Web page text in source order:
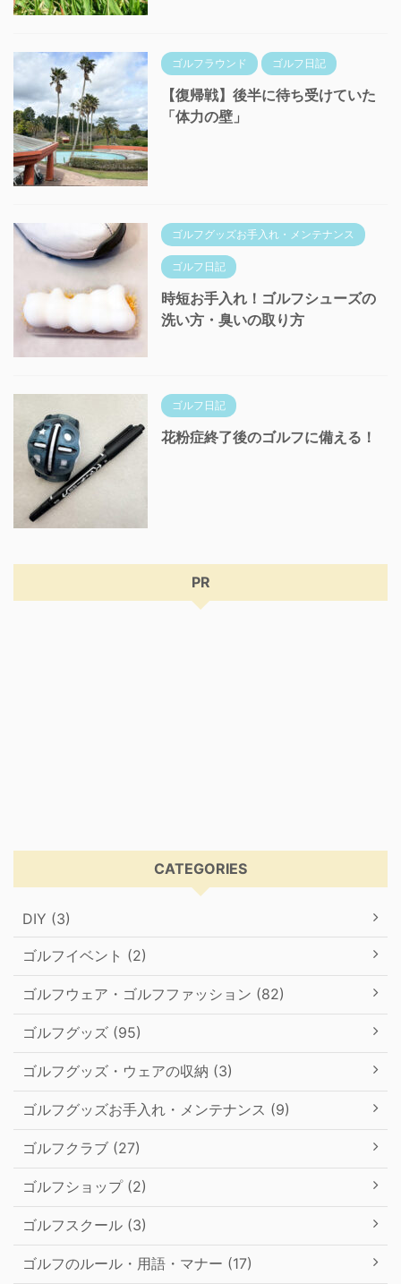
ゴルフラウンド ゴルフ日記
【復帰戦】後半に待ち受けていた
「体力の壁」
ゴルフグッズお手入れ・メンテナンス
ゴルフ日記
時短お手入れ！ゴルフシューズの
洗い方・臭いの取り方
ゴルフ日記
花粉症終了後のゴルフに備える！
PR
CATEGORIES
DIY (3)
ゴルフイベント (2)
ゴルフウェア・ゴルフファッション (82)
ゴルフグッズ (95)
ゴルフグッズ・ウェアの収納 (3)
ゴルフグッズお手入れ・メンテナンス (9)
ゴルフクラブ (27)
ゴルフショップ (2)
ゴルフスクール (3)
ゴルフのルール・用語・マナー (17)